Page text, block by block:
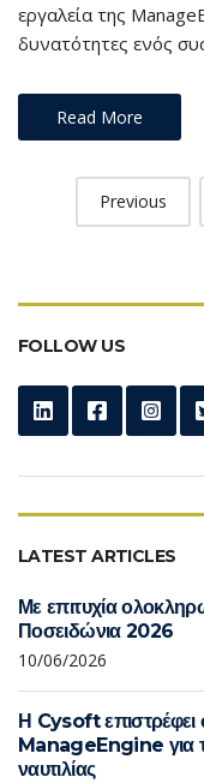
εργαλεία της
δυνατότητες ενός
Read More
Posts
navigation
Previous
FOLLOW US
LATEST ARTICLES
Με επιτυχία
Ποσειδώνια 2026
10/06/2026
Η Cysoft επιστρέφει
ManageEngine για
ναυτιλίας